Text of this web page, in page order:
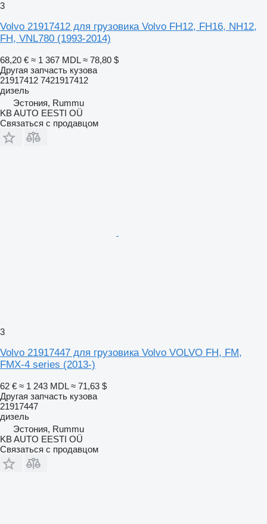
3
Volvo 21917412 для грузовика Volvo FH12, FH16, NH12,
FH, VNL780 (1993-2014)
68,20 € ≈ 1 367 MDL ≈ 78,80 $
Другая запчасть кузова
21917412 7421917412
дизель
Эстония, Rummu
KB AUTO EESTI OÜ
Связаться с продавцом
3
Volvo 21917447 для грузовика Volvo VOLVO FH, FM,
FMX-4 series (2013-)
62 € ≈ 1 243 MDL ≈ 71,63 $
Другая запчасть кузова
21917447
дизель
Эстония, Rummu
KB AUTO EESTI OÜ
Связаться с продавцом